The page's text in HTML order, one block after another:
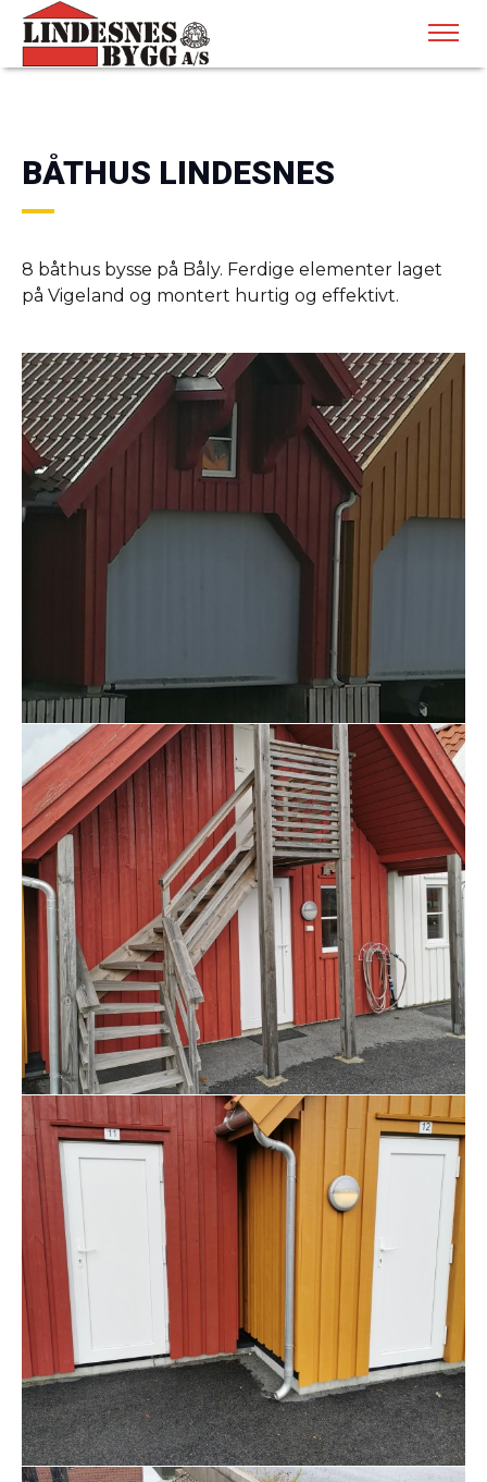
BÅTHUS LINDESNES
8 båthus bysse på Båly. Ferdige elementer laget
på Vigeland og montert hurtig og effektivt.